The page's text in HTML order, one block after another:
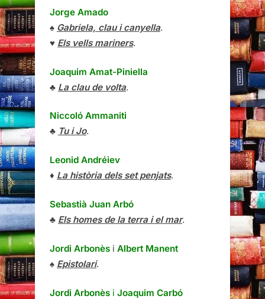
Jorge Amado
♠ Gabriela, clau i canyella.
♥ Els vells mariners.
Joaquim Amat-Piniella
♣ La clau de volta.
Niccoló Ammaniti
♣ Tu i Jo.
Leonid Andréiev
♦ La història dels set penjats.
Sebastià Juan Arbó
♣ Els homes de la terra i el mar.
Jordi Arbonès i Albert Manent
♠ Epistolari.
Jordi Arbonès i Joaquim Carbó